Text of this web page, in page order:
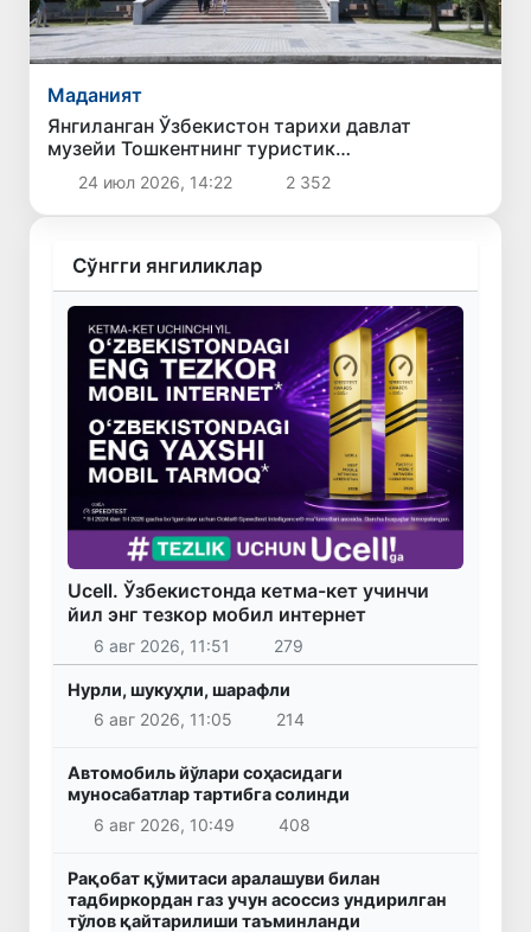
Маданият
Янгиланган Ўзбекистон тарихи давлат
музейи Тошкентнинг туристик
имкониятларини кенгайтирди
24 июл 2026, 14:22 2 352
Сўнгги янгиликлар
Ucell. Ўзбекистонда кетма-кет учинчи
йил энг тезкор мобил интернет
6 авг 2026, 11:51 279
Нурли, шукуҳли, шарафли
6 авг 2026, 11:05
214
Автомобиль йўлари соҳасидаги
муносабатлар тартибга солинди
6 авг 2026, 10:49
408
Рақобат қўмитаси аралашуви билан
тадбиркордан газ учун асоссиз ундирилган
тўлов қайтарилиши таъминланди